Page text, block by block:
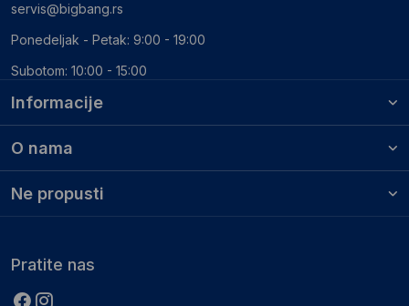
Informacije
O nama
Ne propusti
servis@bigbang.rs
Ponedeljak - Petak: 9:00 - 19:00
Subotom: 10:00 - 15:00
Pratite nas